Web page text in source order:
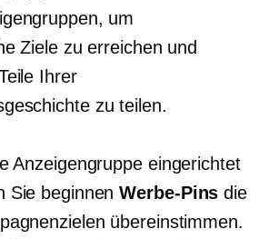
um
Ziele zu erreichen und
Ihrer
zu teilen.
Anzeigengruppe eingerichtet
Sie beginnenWerbe-Pins die
übereinstimmen.